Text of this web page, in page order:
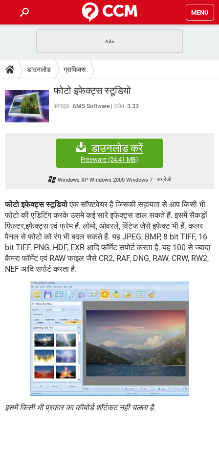
MENU
फोन पर अकाउंट बैलेंस चेक
WhatsApp Hack हो गया? Lucky Patcher यूज करें
टेक-स्पेशल
2020 के फ्री एंटीवायरस
बेस्ट फ्री ऑनलाइन गेम्स
Vidmate PUBG Mobile
WhatsRemoved+
FORUM
कंप्यूटर बस
डाउनलोड ग्राफिक्स
फोटो इफेक्ट्स स्टूडियो
संपादक: AMS Software वर्जन: 3.33
डाउनलोड करें
Freeware (24.41 MB)
Windows XP Windows 2000 Windows 7-अंग्रेजी
फोटो इफेक्ट्स स्टूडियोएक सॉफ्टवेयर है जिसकी सहायता से आप किसी भी
फोटो की एडिटिंग करके उसमे कई सारे इफेक्ट्स डाल सकते हैं. इसमें सैकड़ों
फिल्टर,इफेक्ट्स एवं फ्रेम हैं. लोमो, ओवरले, विंटेज जैसे इफेक्ट भी हैं. कलर
पैनल से फोटो को रंग भी बदल सकते हैं. यह JPEG, BMP, 8 bit TIFF, 16
bit TIFF, PNG, HDF, EXR आदि फॉर्मेट सपोर्ट करता है. यह 100 से ज्यादा
कैमरा फॉर्मेट एवं RAW फाइल जैसे CR2, RAF, DNG, RAW, CRW, RW2,
NEF आदि सपोर्ट करता है.
इसमें किसी भी प्रकार का कीबोर्ड शॉर्टकट नहीं चलता है.